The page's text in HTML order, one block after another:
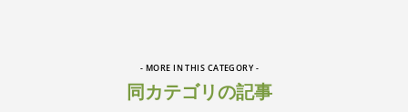
- MORE IN THIS CATEGORY -
同カテゴリの記事